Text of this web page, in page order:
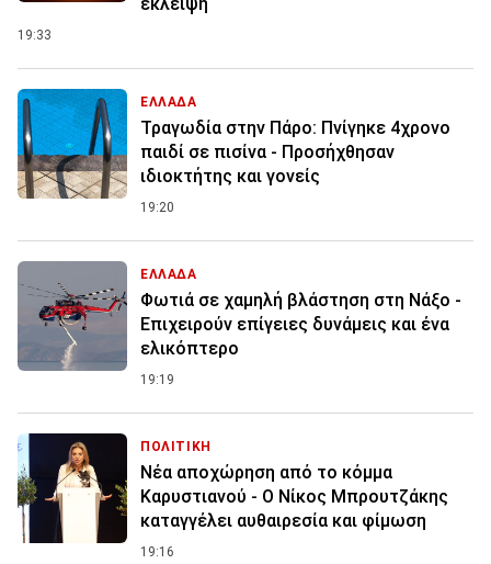
19:33
ΕΛΛΑΔΑ
Τραγωδία στην Πάρο: Πνίγηκε 4χρονο
παιδί σε πισίνα - Προσήχθησαν
ιδιοκτήτης και γονείς
19:20
ΕΛΛΑΔΑ
Φωτιά σε χαμηλή βλάστηση στη Νάξο -
Επιχειρούν επίγειες δυνάμεις και ένα
ελικόπτερο
19:19
ΠΟΛΙΤΙΚΗ
Νέα αποχώρηση από το κόμμα
Καρυστιανού - Ο Νίκος Μπρουτζάκης
καταγγέλει αυθαιρεσία και φίμωση
19:16